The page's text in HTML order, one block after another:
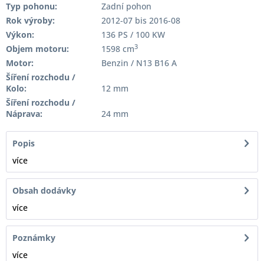
Typ pohonu:
Zadní pohon
Rok výroby:
2012-07 bis 2016-08
Výkon:
136 PS / 100 KW
Objem motoru:
1598 cm3
Motor:
Benzin / N13 B16 A
Šíření rozchodu /
Kolo:
12 mm
Šíření rozchodu /
Náprava:
24 mm
Popis
více
Obsah dodávky
více
Poznámky
více